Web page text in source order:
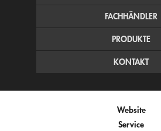
FACHHÄNDLER
PRODUKTE
KONTAKT
Website
Service